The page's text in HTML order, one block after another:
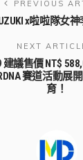
PREVIOUS
x啦啦隊女
NEXT
建議售價 NT$
賽道活動展
育！